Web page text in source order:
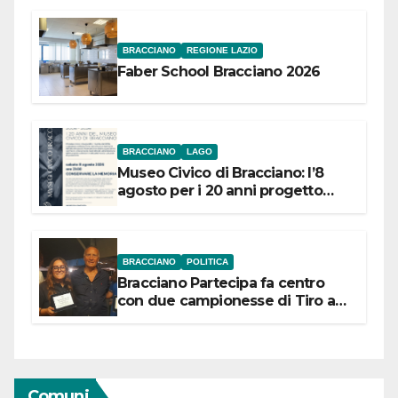
BRACCIANO REGIONE LAZIO
Faber School Bracciano 2026
BRACCIANO LAGO
Museo Civico di Bracciano: l’8
agosto per i 20 anni progetto
BRACCIANO POLITICA
Bracciano Partecipa fa centro
con due campionesse di Tiro a